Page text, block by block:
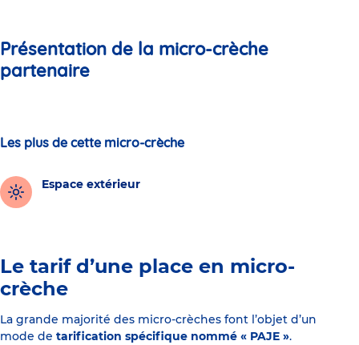
Présentation de la micro-crèche
partenaire
Les plus de cette micro-crèche
Espace extérieur
Le tarif d’une place en micro-
crèche
La grande majorité des micro-crèches font l’objet d’un
mode de tarification spécifique nommé « PAJE ».